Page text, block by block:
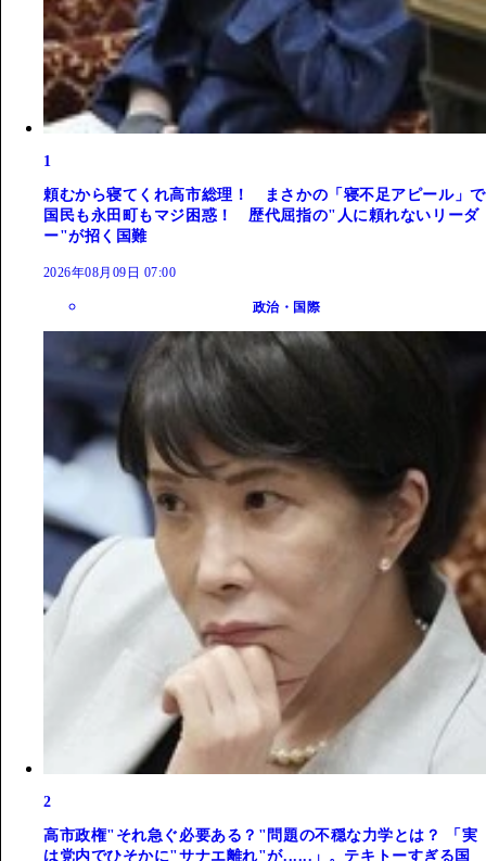
1
頼むから寝てくれ高市総理！ まさかの「寝不足アピール」で
国民も永田町もマジ困惑！ 歴代屈指の"人に頼れないリーダ
ー"が招く国難
2026年08月09日 07:00
政治・国際
2
高市政権"それ急ぐ必要ある？"問題の不穏な力学とは？ 「実
は党内でひそかに"サナエ離れ"が......」。テキトーすぎる国